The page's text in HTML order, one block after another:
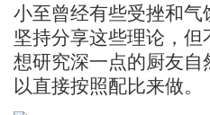
小至曾经有些受挫和
坚持分享这些理论，
想研究深一点的厨友
以直接按照配比来做。